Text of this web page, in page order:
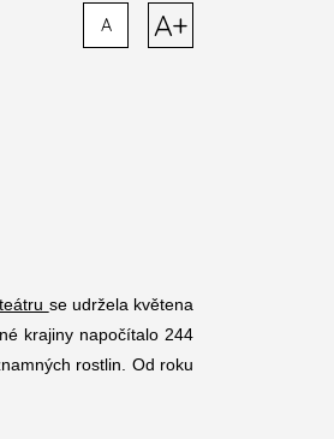
A A+
se udržela květena
krajiny napočítalo 244
rostlin. Od roku